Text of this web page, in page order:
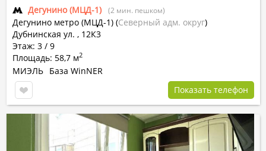
Дегунино (МЦД-1) (2 мин. пешком)
Дегунино метро (МЦД-1) (Северный адм. округ)
Дубнинская ул. , 12К3
Этаж: 3 / 9
Площадь: 58,7 м2
МИЭЛЬ База WinNER
Показать телефон